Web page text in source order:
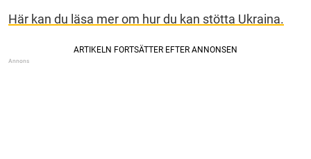
Här kan du läsa mer om hur du kan stötta Ukraina.